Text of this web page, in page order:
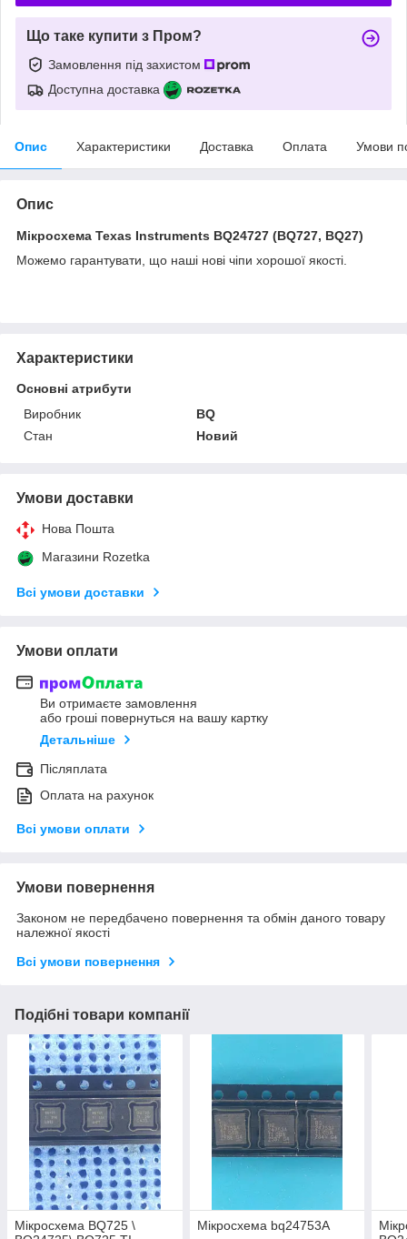
Що таке купити з Пром?
Замовлення під захистом
Доступна доставка
Опис Характеристики Доставка Оплата Умови
Опис
Мікросхема Texas Instruments BQ24727 (BQ727, BQ27)
Можемо гарантувати, що наші нові чіпи хорошої якості.
Характеристики
Основні атрибути
Виробник
BQ
Стан
Новий
Умови доставки
Нова Пошта
Магазини Rozetka
Всі умови доставки
Умови оплати
Ви отримаєте замовлення
або гроші повернуться на вашу картку
Детальніше
Післяплата
Оплата на рахунок
Всі умови оплати
Умови повернення
Законом не передбачено повернення та обмін даного товару
належної якості
Всі умови повернення
Подібні товари компанії
Мікросхема BQ725 \
Мікросхема bq24753A